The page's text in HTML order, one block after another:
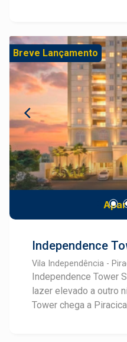
personalizáveis, com
disso, o Dom 2425
sofisticados de lazer
para todos os gostos e
sobre este
especialista Frias
Breve Lançamento
Independence
Vila
Independence Tower
lazer elevado a outro nível O
Tower chega a